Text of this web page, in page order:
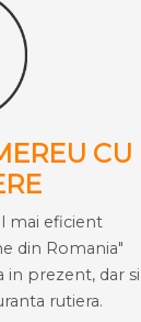
CU
mai eficient
din Romania"
in prezent, dar si
rutiera.